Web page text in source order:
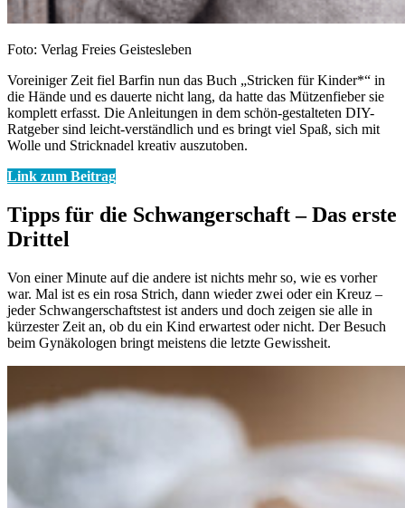
Foto: Verlag Freies Geistesleben
Voreiniger Zeit fiel Barfin nun das Buch „Stricken für Kinder*“ in
die Hände und es dauerte nicht lang, da hatte das Mützenfieber sie
komplett erfasst. Die Anleitungen in dem schön-gestalteten DIY-
Ratgeber sind leicht-verständlich und es bringt viel Spaß, sich mit
Wolle und Stricknadel kreativ auszutoben.
Link zum Beitrag
Tipps für die Schwangerschaft – Das erste
Drittel
Von einer Minute auf die andere ist nichts mehr so, wie es vorher
war. Mal ist es ein rosa Strich, dann wieder zwei oder ein Kreuz –
jeder Schwangerschaftstest ist anders und doch zeigen sie alle in
kürzester Zeit an, ob du ein Kind erwartest oder nicht. Der Besuch
beim Gynäkologen bringt meistens die letzte Gewissheit.